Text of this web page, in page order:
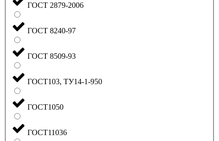
ГОСТ 2879-2006
ГОСТ 8240-97
ГОСТ 8509-93
ГОСТ103, ТУ14-1-950
ГОСТ1050
ГОСТ11036